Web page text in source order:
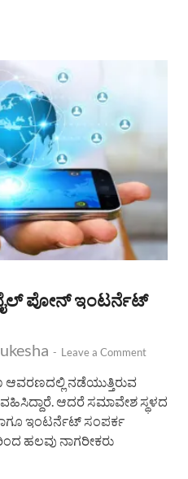
ಪೋನ್ ಇಂಟರ್ನೆಟ್
- Leave a Comment
ಆವರಣದಲ್ಲಿ ನಡೆಯುತ್ತಿರುವ
ಆದರೆ ಸಮಾವೇಶ ಸ್ಥಳದ
ಇಂಟರ್ನೆಟ್ ಸಂಪರ್ಕ
ಹಲವು ನಾಗರೀಕರು